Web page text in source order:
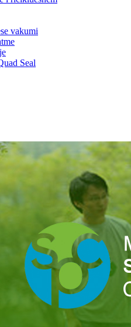
vakumi
Seal